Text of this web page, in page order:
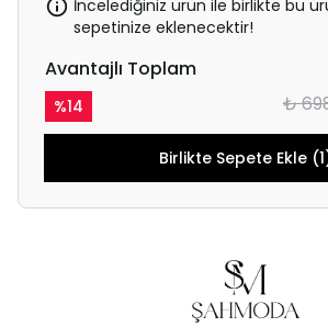
İncelediğiniz ürün ile birlikte bu
sepetinize eklenecektir!
Avantajlı Toplam
%14 ₺
Birlikte Sepete Ekle